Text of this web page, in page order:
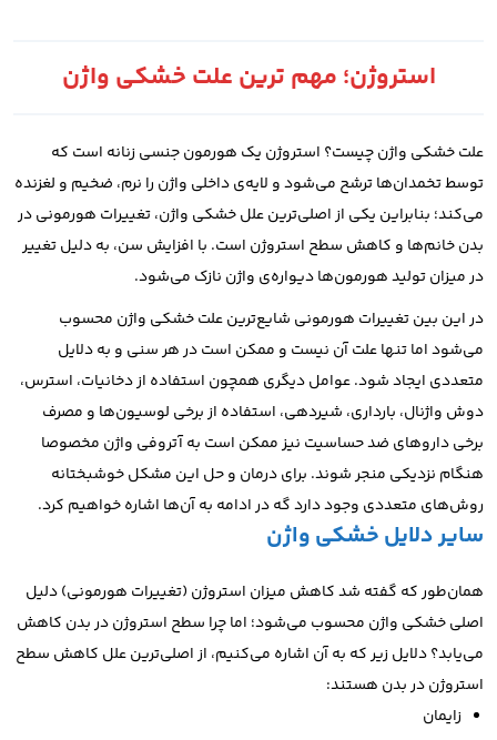
استروژن؛ مهم ترین علت خشکی واژن
علت خشکی واژن چیست؟ استروژن یک هورمون جنسی زنانه است که
توسط تخمدان‌ها ترشح می‌شود و لایه‌ی داخلی واژن را نرم، ضخیم و لغزنده
می‌کند؛ بنابراین یکی از اصلی‌ترین علل‌ خشکی واژن، تغییرات هورمونی در
بدن خانم‌ها و کاهش سطح استروژن است. با افزایش سن، به دلیل تغییر
در میزان تولید هورمون‌ها دیواره‌ی واژن نازک می‌شود.
در این بین تغییرات هورمونی شایع‌ترین علت خشکی واژن محسوب
می‌شود اما تنها علت آن نیست و ممکن است در هر سنی و به دلایل
متعددی ایجاد شود.عوامل دیگری همچون استفاده از دخانیات، استرس،
دوش واژنال، بارداری، شیردهی، استفاده از برخی لوسیون‌ها و مصرف
برخی داروهای ضد حساسیت نیز ممکن است به آتروفی واژن مخصوصا
هنگام نزدیکی منجر شوند. برای درمان و حل این مشکلخوشبختانه
روش‌های متعددی وجود دارد گه در ادامه به آن‌ها اشاره خواهیم کرد.
سایر دلایل خشکی واژن
همان‌طور که گفته شد کاهش میزان استروژن (تغییرات هورمونی) دلیل
اصلی خشکی واژن محسوب می‌شود؛ اما چرا سطح استروژن در بدن کاهش
می‌یابد؟دلایل زیر که به آن اشاره می‌کنیم، از اصلی‌ترین علل کاهش سطح
استروژن در بدن هستند:
زایمان